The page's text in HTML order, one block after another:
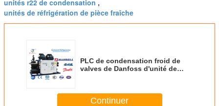
unités r22 de condensation ,
unités de réfrigération de pièce fraîche
PLC de condensation froid de
valves de Danfoss d'unité de
Continuer